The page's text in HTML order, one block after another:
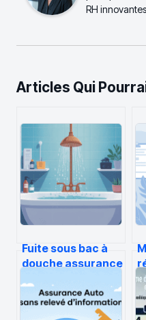
RH
Articles Qui
Fuite sous bac à
douche assurance
démarches
expliqués